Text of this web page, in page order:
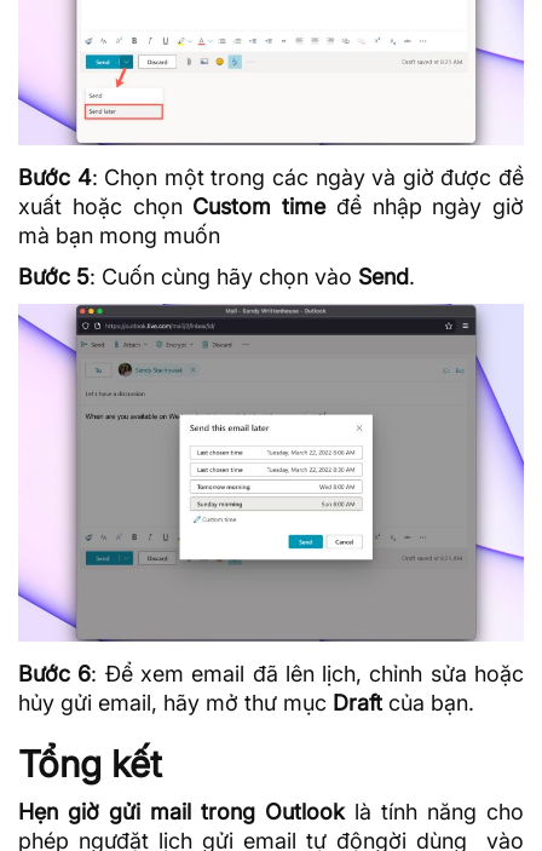
Bước 4: Chọn một trong các ngày và giờ được đề
xuất hoặc chọn Custom timeđể nhập ngày giờ
mà bạn mong muốn
Bước 5: Cuốn cùng hãy chọn vào Send.
Bước 6: Để xem email đã lên lịch, chỉnh sửa hoặc
hủy gửi email, hãy mở thư mục Draft của bạn.
Tổng kết
Hẹn giờ gửi mail trong Outlooklà tính năng cho
phép ngưđặt lịch gửi email tự độngời dùng vào